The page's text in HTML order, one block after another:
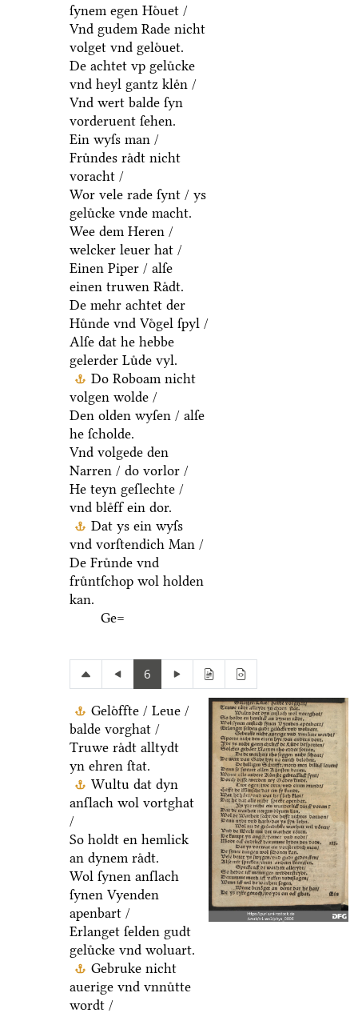
ſynem egen Hoͤuet /
Vnd gudem Rade nicht
volget vnd geloͤuet.
De achtet vp geluͤcke
vnd heyl gantz kleͤn /
Vnd wert balde ſyn
vorderuent ſehen.
Ein wyſs man /
Fruͤndes raͤdt nicht
voracht /
Wor vele rade ſynt / ys
geluͤcke vnde macht.
Wee dem Heren /
welcker leuer hat /
Einen Piper / alſe
einen truwen Raͤdt.
De mehr achtet der
Huͤnde vnd Voͤgel ſpyl /
Alſe dat he hebbe
gelerder Luͤde vyl.
Do Roboam nicht
volgen wolde /
Den olden wyſen / alſe
he ſcholde.
Vnd volgede den
Narren / do vorlor /
He teyn geſlechte /
vnd bleͤff ein dor.
Dat ys ein wyſs
vnd vorſtendich Man /
De Fruͤnde vnd
fruͤntſchop wol holden
kan.
Ge=
6
Geloͤffte / Leue /
balde vorghat /
Truwe raͤdt alltydt
yn ehren ſtat.
Wultu dat dyn
anſlach wol vortghat
/
So holdt en hemlick
an dynem raͤdt.
Wol ſynen anſlach
ſynen Vyenden
apenbart /
Erlanget ſelden gudt
geluͤcke vnd woluart.
Gebruke nicht
auerige vnd vnnuͤtte
wordt /